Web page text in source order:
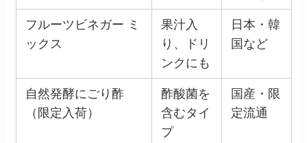
フルーツビネガー ミ
ックス
果汁入
り、ドリ
ンクにも
日本・韓
国など
自然発酵にごり酢
（限定入荷）
酢酸菌を
含むタイ
プ
国産・限
定流通